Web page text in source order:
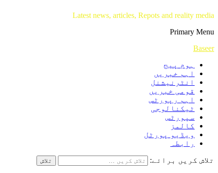
Latest news, articles, Repots and reality media
Primary Menu
Baseer
ہوم پیج
اہم خبریں
انٹرنیشنل
قومی خبریں
اہم رپورٹس
ٹیکنالوجی
سپورٹس
کالمز
ویڈیو پورٹل
رابطہ
تلاش کریں برائے: